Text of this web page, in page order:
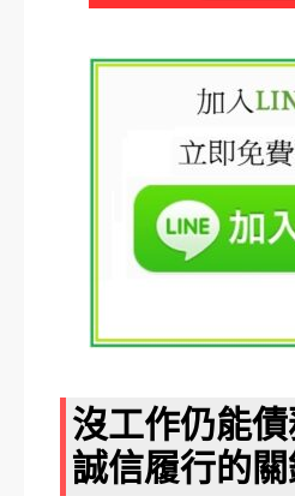
沒工作仍能
誠信履行的